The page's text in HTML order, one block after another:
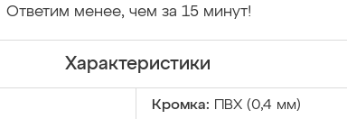
Ответим менее, чем за 15 минут!
Характеристики
Кромка: ПВХ (0,4 мм)